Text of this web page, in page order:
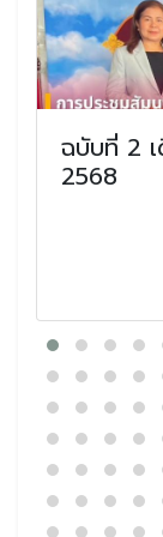
ฉบับที่ 2
2568